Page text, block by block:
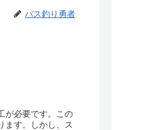
バス釣り勇者
が必要です。この
ます。しかし、ス